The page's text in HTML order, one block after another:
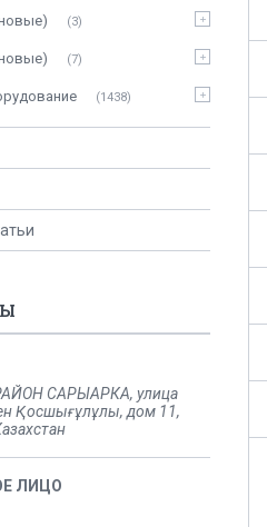
3
7
1438
САРЫАРКА, улица
Қосшығұлұлы, дом 11,